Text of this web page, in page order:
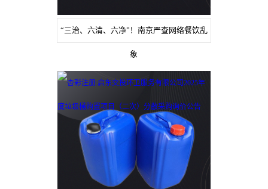
“三治、六清、六净”！南京严查网络餐饮乱
象